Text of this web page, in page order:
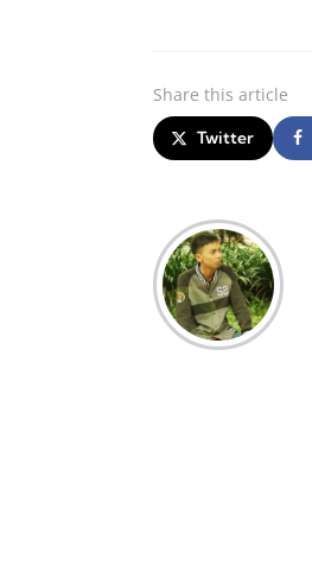
Share this article
Twitter